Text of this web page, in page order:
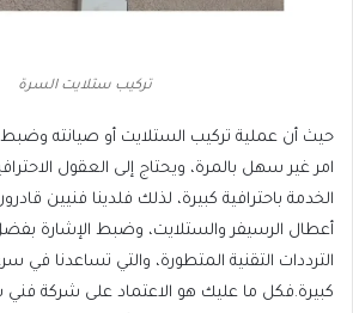
تركيب ستلايت السرة
حيث أن عملية تركيب الستلايت أو صيانته وضبط
امر غير سهل بالمرة، ويحتاج إلى العقول
الخدمة باحترافية كبيرة، لذلك فلدينا فنيين
أعطال الرسيفر والستلايت، وضبط الإشارة
الترددات التقنية المتطورة، والتي تساعدنا في
كبيرة.فكل ما عليك هو الاعتماد على شركة فني